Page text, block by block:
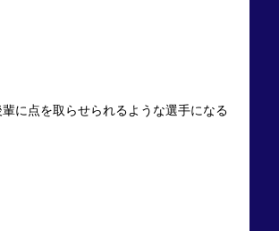
に点を取らせられるような選手になる